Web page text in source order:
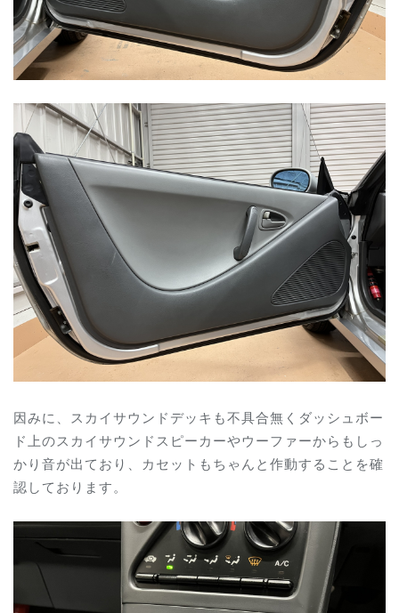
因みに、スカイサウンドデッキも不具合無くダッシュボー
ド上のスカイサウンドスピーカーやウーファーからもしっ
かり音が出ており、カセットもちゃんと作動することを確
認しております。